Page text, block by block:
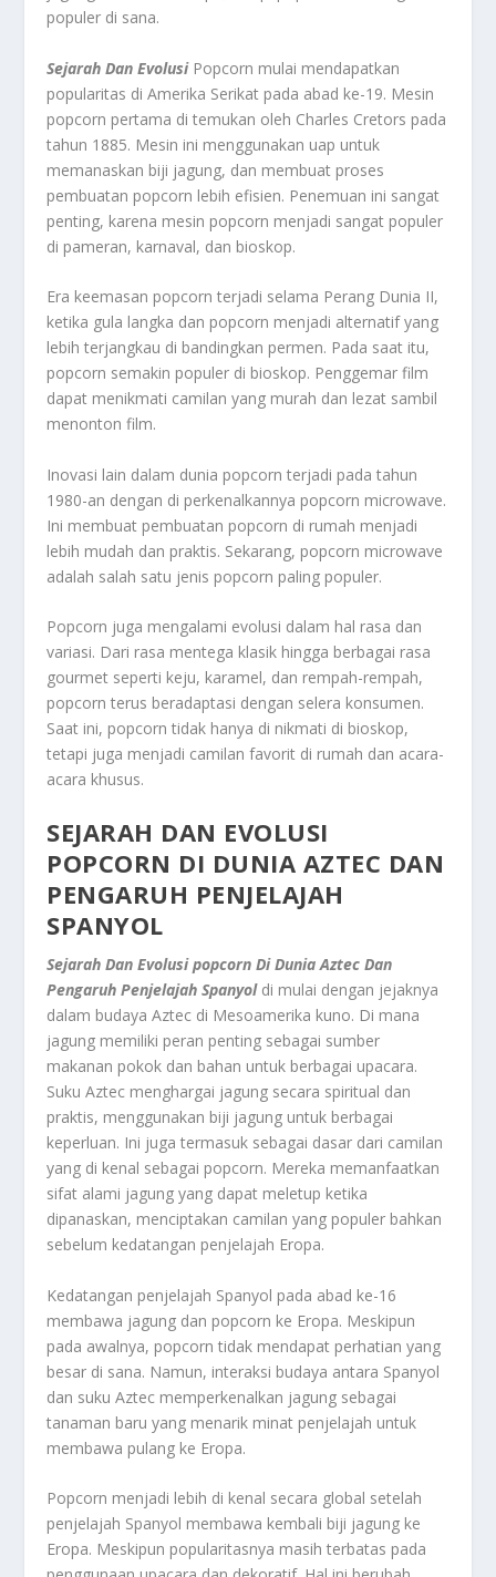
populer di sana.
Sejarah Dan Evolusi Popcorn mulai mendapatkan
popularitas di Amerika Serikat pada abad ke-19. Mesin
popcorn pertama di temukan oleh Charles Cretors pada
tahun 1885. Mesin ini menggunakan uap untuk
memanaskan biji jagung, dan membuat proses
pembuatan popcorn lebih efisien. Penemuan ini sangat
penting, karena mesin popcorn menjadi sangat populer
di pameran, karnaval, dan bioskop.
Era keemasan popcorn terjadi selama Perang Dunia II,
ketika gula langka dan popcorn menjadi alternatif yang
lebih terjangkau di bandingkan permen. Pada saat itu,
popcorn semakin populer di bioskop. Penggemar film
dapat menikmati camilan yang murah dan lezat sambil
menonton film.
Inovasi lain dalam dunia popcorn terjadi pada tahun
1980-an dengan di perkenalkannya popcorn microwave.
Ini membuat pembuatan popcorn di rumah menjadi
lebih mudah dan praktis. Sekarang, popcorn microwave
adalah salah satu jenis popcorn paling populer.
Popcorn juga mengalami evolusi dalam hal rasa dan
variasi. Dari rasa mentega klasik hingga berbagai rasa
gourmet seperti keju, karamel, dan rempah-rempah,
popcorn terus beradaptasi dengan selera konsumen.
Saat ini, popcorn tidak hanya di nikmati di bioskop,
tetapi juga menjadi camilan favorit di rumah dan acara-
acara khusus.
SEJARAH DAN EVOLUSI
POPCORN DI DUNIA AZTEC DAN
PENGARUH PENJELAJAH
SPANYOL
Sejarah Dan Evolusi popcorn Di Dunia Aztec Dan
Pengaruh Penjelajah Spanyoldi mulai dengan jejaknya
dalam budaya Aztec di Mesoamerika kuno. Di mana
jagung memiliki peran penting sebagai sumber
makanan pokok dan bahan untuk berbagai upacara.
Suku Aztec menghargai jagung secara spiritual dan
praktis, menggunakan biji jagung untuk berbagai
keperluan. Ini juga termasuk sebagai dasar dari camilan
yang di kenal sebagai popcorn. Mereka memanfaatkan
sifat alami jagung yang dapat meletup ketika
dipanaskan, menciptakan camilan yang populer bahkan
sebelum kedatangan penjelajah Eropa.
Kedatangan penjelajah Spanyol pada abad ke-16
membawa jagung dan popcorn ke Eropa. Meskipun
pada awalnya, popcorn tidak mendapat perhatian yang
besar di sana. Namun, interaksi budaya antara Spanyol
dan suku Aztec memperkenalkan jagung sebagai
tanaman baru yang menarik minat penjelajah untuk
membawa pulang ke Eropa.
Popcorn menjadi lebih di kenal secara global setelah
penjelajah Spanyol membawa kembali biji jagung ke
Eropa. Meskipun popularitasnya masih terbatas pada